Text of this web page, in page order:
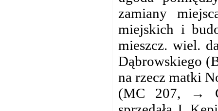
zamiany
miejskich i
mieszcz. wiel.
Dąbrowskiego
na rzecz matki
(MC 207, →